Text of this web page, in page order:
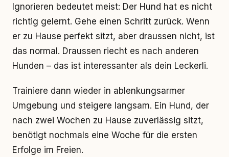
Ignorieren bedeutet meist: Der Hund hat es nicht
richtig gelernt. Gehe einen Schritt zurück. Wenn
er zu Hause perfekt sitzt, aber draussen nicht, ist
das normal. Draussen riecht es nach anderen
Hunden – das ist interessanter als dein Leckerli.
Trainiere dann wieder in ablenkungsarmer
Umgebung und steigere langsam. Ein Hund, der
nach zwei Wochen zu Hause zuverlässig sitzt,
benötigt nochmals eine Woche für die ersten
Erfolge im Freien.